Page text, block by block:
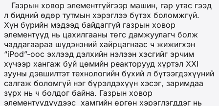
Газрын ховор элементгүйгээр машин, гар утас гээд
л бидний өдөр тутмын хэрэглээ бүтэх боломжгүй.
Хүн бүрийн мэдээд байдаггүй газрын ховор
элементүүд нь цахилгааны төгс дамжуулагч болж
чаддагаараа шүдэнзний хайрцагнаас ч жижигхэн
“iPod”-оос эхлээд дэлхийн нэлээн хэсгийг эрчим
хүчээр хангаж буй цөмийн реакторууд хүртэл XXI
зууны дэвшилтэт технологийн бүхий л бүтээгдэхүүний
салгаж боломгүй нэг бүрэлдэхүүн хэсэг, заримдаа
зүрх нь ч болдог байна. Газрын ховор
элементүүдүүдээс хамгийн өргөн хэрэглэгддэг нь